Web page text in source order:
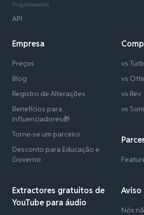
Programadores
API
Empresa
Preços
Blog
Registro de Alterações
Benefícios para
influenciadores🎁
Torne-se um parceiro
Desconto para Educação e
Governo
Extractores gratuitos de
YouTube para áudio
vs
vs
vs Rev
vs
Aviso
Nós